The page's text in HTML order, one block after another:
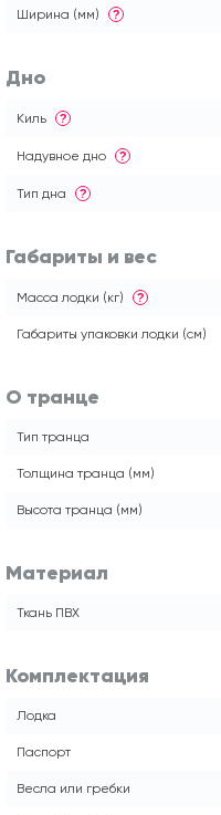
Ширина (мм) ?
Дно
Киль ?
Надувное дно ?
Тип дна ?
Габариты и вес
Масса лодки (кг) ?
Габариты упаковки лодки (см)
О транце
Тип транца
Толщина транца (мм)
Высота транца (мм)
Материал
Ткань ПВХ
Комплектация
Лодка
Паспорт
Весла или гребки